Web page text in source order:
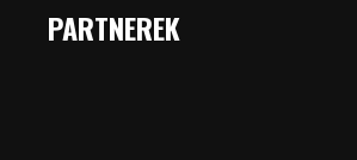
PARTNEREK